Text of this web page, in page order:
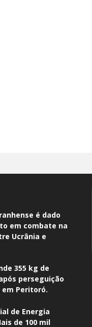
é dado
em combate na
Ucrânia e
355 kg de
perseguição
em Peritoró.
de Energia
de 100 mil